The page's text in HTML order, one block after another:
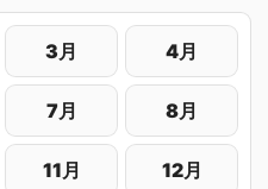
3月 4月
7月 8月
11月 12月